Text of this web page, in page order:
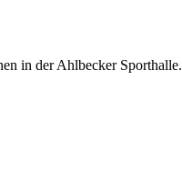
in der Ahlbecker Sporthalle.